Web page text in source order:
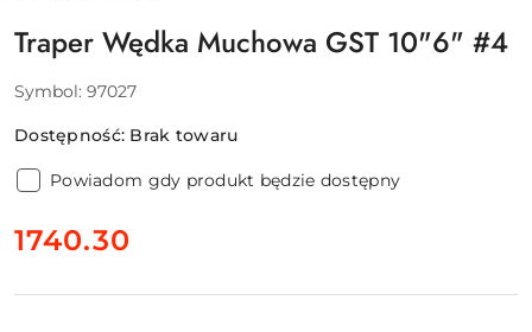
Traper Wędka Muchowa GST 10"6" #4
Symbol: 97027
Dostępność: Brak towaru
Powiadom gdy produkt będzie dostępny
cena:
1740.30